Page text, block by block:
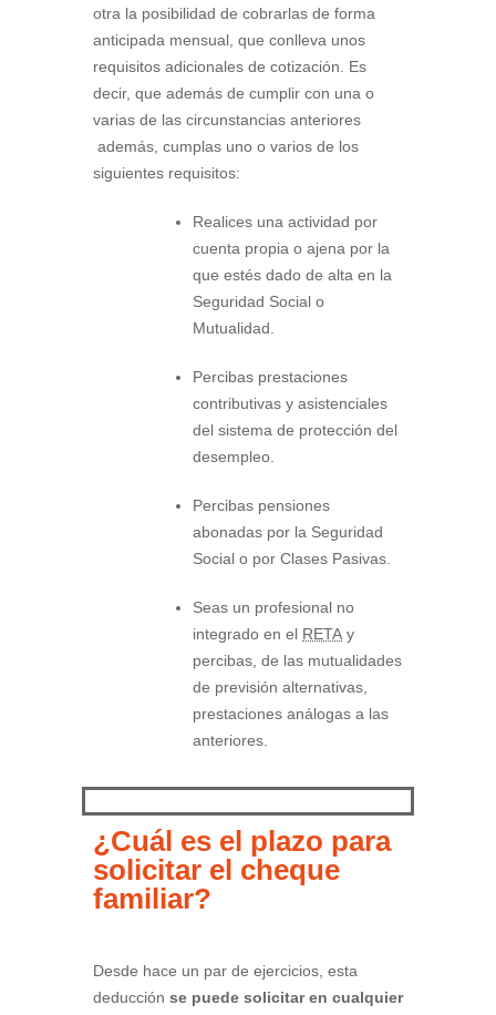
otra la posibilidad de cobrarlas de forma
anticipada mensual, que conlleva unos
requisitos adicionales de cotización. Es
decir, que además de cumplir con una o
varias de las circunstancias anteriores
además, cumplas uno o varios de los
siguientes requisitos:
Realices una actividad por
cuenta propia o ajena por la
que estés dado de alta en la
Seguridad Social o
Mutualidad.
Percibas prestaciones
contributivas y asistenciales
del sistema de protección del
desempleo.
Percibas pensiones
abonadas por la Seguridad
Social o por Clases Pasivas.
Seas un profesional no
integrado en el RETA y
percibas, de las mutualidades
de previsión alternativas,
prestaciones análogas a las
anteriores.
¿Cuál es el plazo para
solicitar el cheque
familiar?
Desde hace un par de ejercicios, esta
deducción se puede solicitar en cualquier